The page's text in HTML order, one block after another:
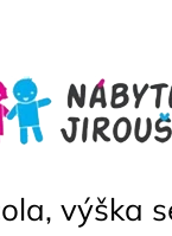
výška